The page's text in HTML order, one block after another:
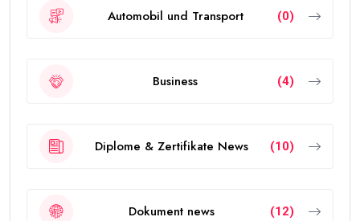
Automobil und Transport (0)
Business (4)
Diplome & Zertifikate News (10)
Dokument news (12)